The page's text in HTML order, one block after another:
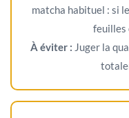
matcha habituel : si
feuilles
À éviter : Juger la